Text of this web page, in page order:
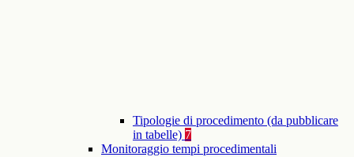
Tipologie di procedimento (da pubblicare
in tabelle) 7
Monitoraggio tempi procedimentali